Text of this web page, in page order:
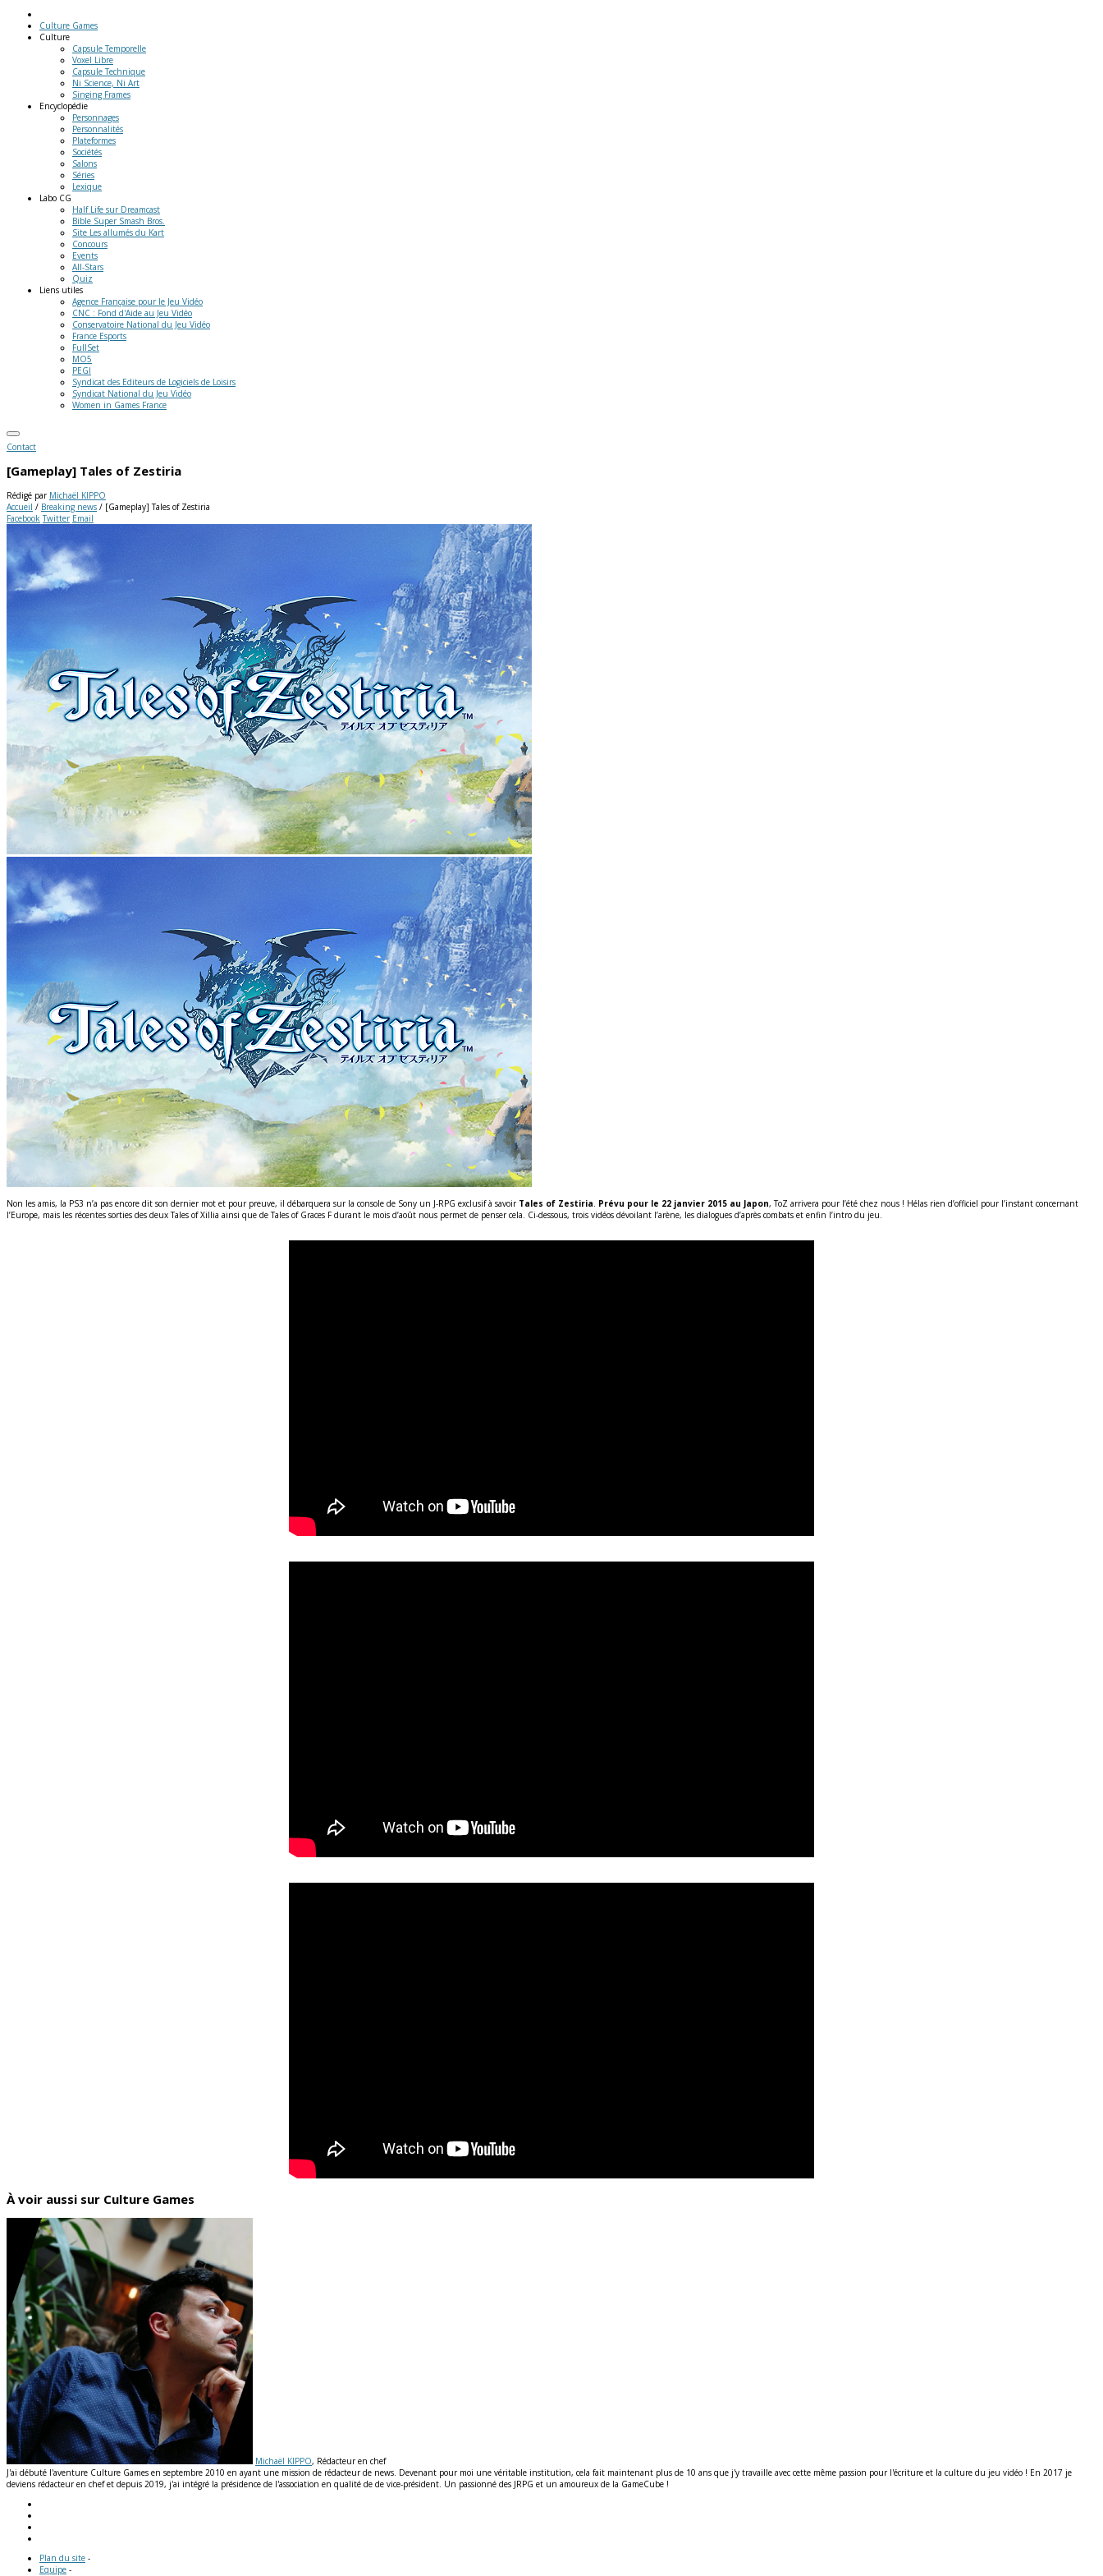
Culture Games
Culture
Capsule Temporelle
Voxel Libre
Capsule Technique
Ni Science, Ni Art
Singing Frames
Encyclopédie
Personnages
Personnalités
Plateformes
Sociétés
Salons
Séries
Lexique
Labo CG
Half Life sur Dreamcast
Bible Super Smash Bros.
Site Les allumés du Kart
Concours
Events
All-Stars
Quiz
Liens utiles
Agence Française pour le Jeu Vidéo
CNC : Fond d'Aide au Jeu Vidéo
Conservatoire National du Jeu Vidéo
France Esports
FullSet
MO5
PEGI
Syndicat des Editeurs de Logiciels de Loisirs
Syndicat National du Jeu Vidéo
Women in Games France
Contact
[Gameplay] Tales of Zestiria
Rédigé par Michaël KIPPO
Accueil / Breaking news / [Gameplay] Tales of Zestiria
Facebook Twitter Email
Non les amis, la PS3 n’a pas encore dit son dernier mot et pour preuve, il débarquera sur la console de Sony un J-RPG exclusif à savoir Tales of Zestiria. Prévu pour le 22 janvier 2015 au Japon, ToZ arrivera pour l’été chez nous ! Hélas rien d’officiel pour l’instant concernant
l’Europe, mais les récentes sorties des deux Tales of Xillia ainsi que de Tales of Graces F durant le mois d’août nous permet de penser cela. Ci-dessous, trois vidéos dévoilant l’arène, les dialogues d’après combats et enfin l’intro du jeu.
À voir aussi sur Culture Games
Michaël KIPPO, Rédacteur en chef
J'ai débuté l'aventure Culture Games en septembre 2010 en ayant une mission de rédacteur de news. Devenant pour moi une véritable institution, cela fait maintenant plus de 10 ans que j'y travaille avec cette même passion pour l'écriture et la culture du jeu vidéo ! En 2017 je
deviens rédacteur en chef et depuis 2019, j'ai intégré la présidence de l'association en qualité de de vice-président. Un passionné des JRPG et un amoureux de la GameCube !
Plan du site -
Equipe -